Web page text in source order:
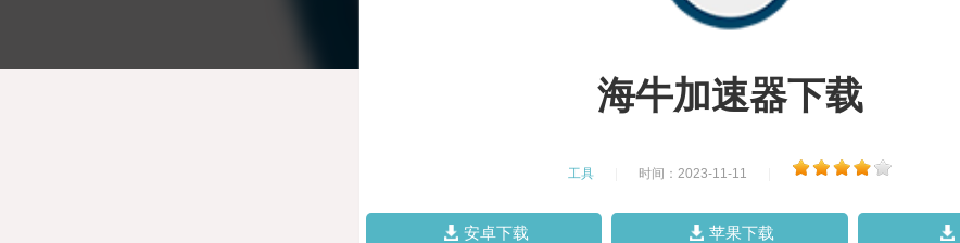
海牛加速器下载
工具 时间：2023-11-11
安卓下载 苹果下载